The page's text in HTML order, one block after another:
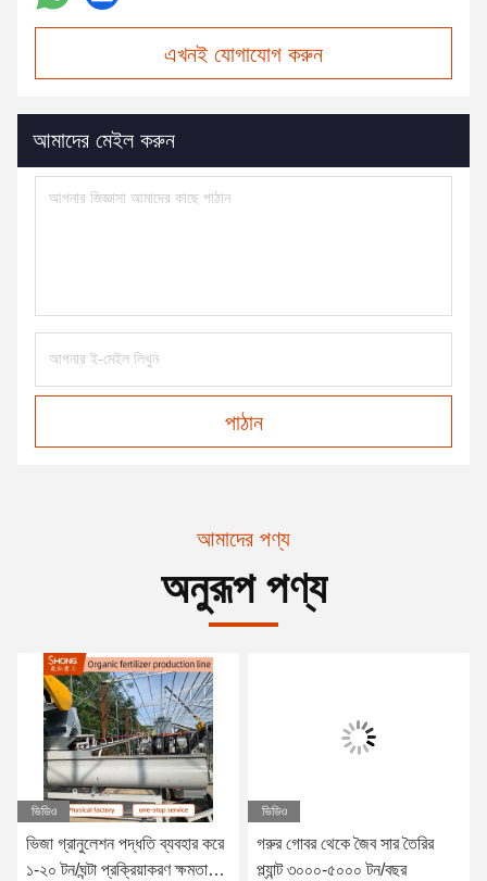
এখনই যোগাযোগ করুন
আমাদের মেইল করুন
পাঠান
আমাদের পণ্য
অনুরূপ পণ্য
ভিডিও
ভিজা গ্রানুলেশন পদ্ধতি ব্যবহার করে
১-২০ টন/ঘন্টা প্রক্রিয়াকরণ ক্ষমতা
ভিডিও
গরুর গোবর থেকে জৈব সার তৈরির
প্ল্যান্ট ৩০০০-৫০০০ টন/বছর